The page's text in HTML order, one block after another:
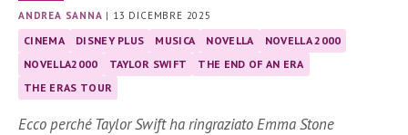
ANDREA SANNA | 13 DICEMBRE 2025
CINEMA DISNEY PLUS MUSICA NOVELLA
NOVELLA 2000
NOVELLA2000
TAYLOR SWIFT
THE END OF AN ERA
THE ERAS TOUR
Ecco perché Taylor Swift ha ringraziato Emma Stone